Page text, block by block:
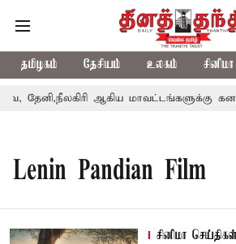
தமிழகம் தேசியம் உலகம் சினிமா
தேனி,நீலகிரி ஆகிய மாவட்டங்களுக்கு கன
Lenin Pandian Film
சினிமா